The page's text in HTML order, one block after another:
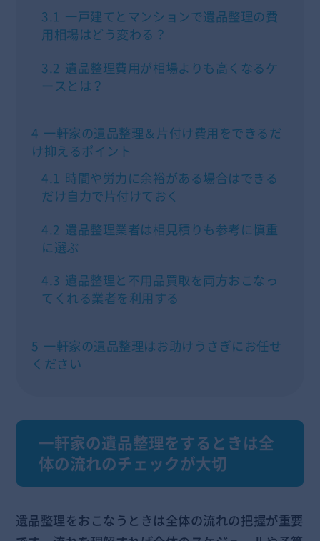
3.1 一戸建てとマンションで遺品整理の費
用相場はどう変わる？
3.2 遺品整理費用が相場よりも高くなるケ
ースとは？
4 一軒家の遺品整理＆片付け費用をできるだ
け抑えるポイント
4.1 時間や労力に余裕がある場合はできる
だけ自力で片付けておく
4.2 遺品整理業者は相見積りも参考に慎重
に選ぶ
4.3 遺品整理と不用品買取を両方おこなっ
てくれる業者を利用する
5 一軒家の遺品整理はお助けうさぎにお任せ
ください
一軒家の遺品整理をするときは全
体の流れのチェックが大切
遺品整理をおこなうときは全体の流れの把握が重要